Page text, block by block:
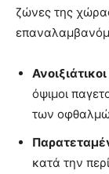
ζώνες της
όψιμοι
των
κατά την